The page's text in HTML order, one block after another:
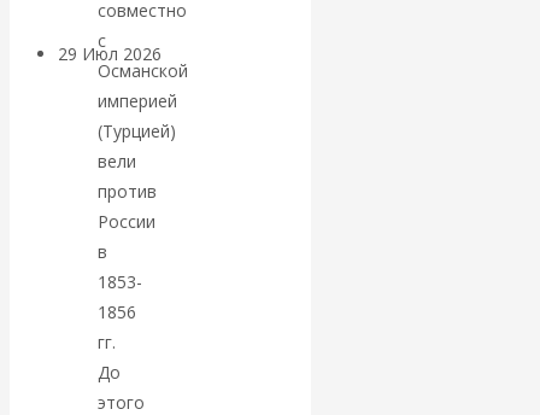
29 Июл 2026
финансовая олигархия
Валентин
Катасонов.
«Мировые
ростовщики»:
вчера и сегодня
совместно
с
Османской
империей
(Турцией)
вели
против
России
в
1853-
1856
гг.
До
этого